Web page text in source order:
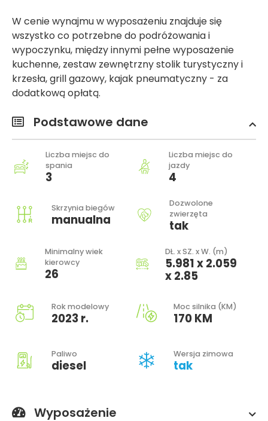
W cenie wynajmu w wyposażeniu znajduje się
wszystko co potrzebne do podróżowania i
wypoczynku, między innymi pełne wyposażenie
kuchenne, zestaw zewnętrzny stolik turystyczny i
krzesła, grill gazowy, kajak pneumatyczny - za
dodatkową opłatą.
Podstawowe dane
Liczba miejsc do
spania
3
Liczba miejsc do
jazdy
4
Skrzynia biegów
manualna
Dozwolone
zwierzęta
tak
Minimalny wiek
kierowcy
26
DŁ. x SZ. x W. (m)
5.981 x 2.059
x 2.85
Rok modelowy
2023 r.
Moc silnika (KM)
170 KM
Paliwo
diesel
Wersja zimowa
tak
Wyposażenie